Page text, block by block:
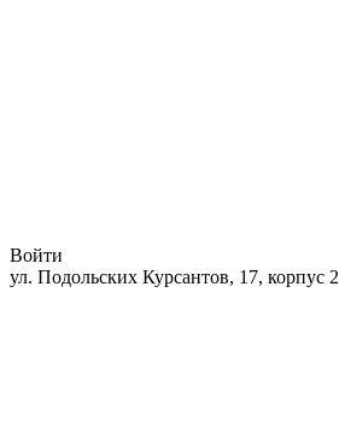
Войти
ул. Подольских Курсантов, 17, корпус 2